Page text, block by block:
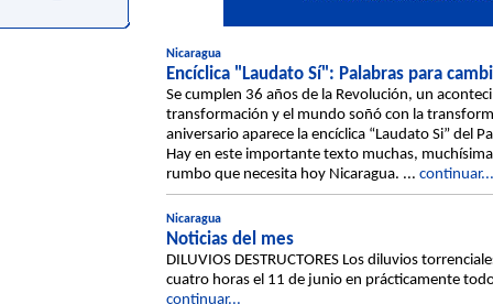
Nicaragua
Encíclica "Laudato Sí": Palabras para
Se cumplen 36 años de la Revolución, un
transformación y el mundo soñó con la
aniversario aparece la encíclica “Laudato Si” del
Hay en este importante texto muchas,
rumbo que necesita hoy Nicaragua. ... continuar...
Nicaragua
Noticias del mes
DILUVIOS DESTRUCTORES Los diluvios
cuatro horas el 11 de junio en prácticamente
continuar...